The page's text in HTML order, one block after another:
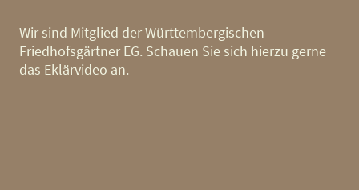
Wir sind Mitglied der Württembergischen
Friedhofsgärtner EG. Schauen Sie sich hierzu gerne
das Eklärvideo an.